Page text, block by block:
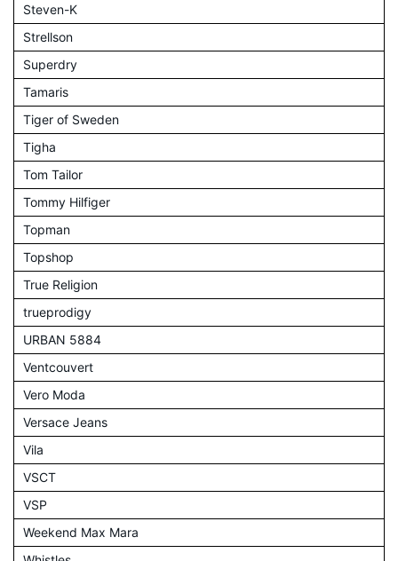
Steven-K
Strellson
Superdry
Tamaris
Tiger of Sweden
Tigha
Tom Tailor
Tommy Hilfiger
Topman
Topshop
True Religion
trueprodigy
URBAN 5884
Ventcouvert
Vero Moda
Versace Jeans
Vila
VSCT
VSP
Weekend Max Mara